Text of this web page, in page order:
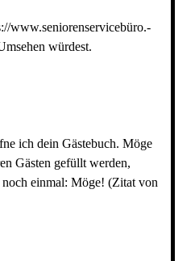
­www.­seniorenservicebü­ro.­
würdest.
ich dein Gästebuch. Möge
Gästen gefüllt werden,
einmal: Möge! (Zitat von